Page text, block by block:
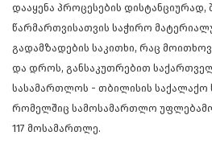
დააყენა პროცესების დისტანციურად,
წარმართვისათვის საჭირო
გადამზადების საკითხი, რაც
და დროს, განსაკუთრებით
სასამართლოს - თბილისის საქალაქო
რომელშიც სამოსამართლო
117 მოსამართლე.